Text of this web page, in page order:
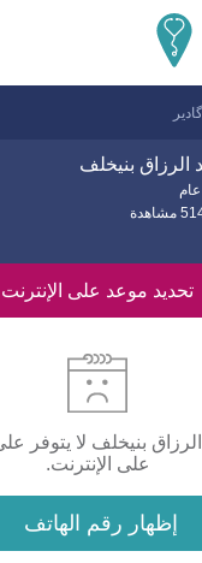
تسجيل دخول المريض
تسجيل دخول الطبيب
أگادير
الرزاق بنيخلف
مشاهدة
تحديد موعد على الإنترنت
بنيخلف لا يتوفر
على الإنترنت.
إظهار رقم الهاتف